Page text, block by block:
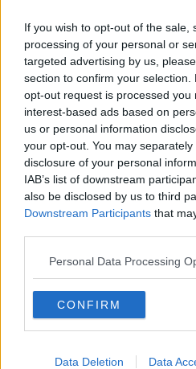
If you wish to opt-out of the sale,
processing of your personal or
targeted advertising by us,
section to confirm your
opt-out request is processed you
interest-based ads based on
us or personal information
your opt-out. You may
disclosure of your personal
IAB’s list of downstream
also be disclosed by us to third
Downstream Participants that
Personal Data Processing
CONFIRM
Data Deletion Data